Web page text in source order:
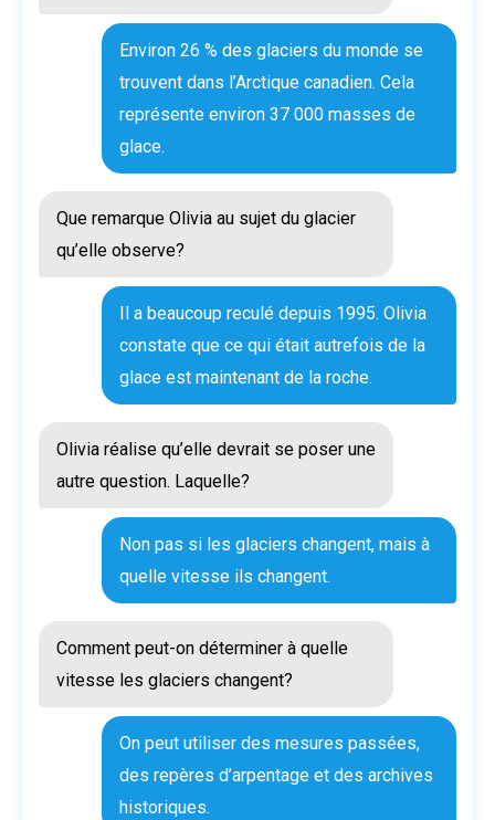
Environ 26 % des glaciers du monde se
trouvent dans l’Arctique canadien. Cela
représente environ 37 000 masses de
glace.
Que remarque Olivia au sujet du glacier
qu’elle observe?
Il a beaucoup reculé depuis 1995. Olivia
constate que ce qui était autrefois de la
glace est maintenant de la roche.
Olivia réalise qu’elle devrait se poser une
autre question. Laquelle?
Non pas si les glaciers changent, mais à
quelle vitesse ils changent.
Comment peut-on déterminer à quelle
vitesse les glaciers changent?
On peut utiliser des mesures passées,
des repères d’arpentage et des archives
historiques.